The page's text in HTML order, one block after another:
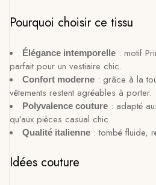
Pourquoi choisir ce tissu
Élégance intemporelle : motif
parfait pour un vestiaire chic.
Confort moderne : grâce à la
vêtements restent agréables à porter.
Polyvalence couture : adapté
qu’aux pièces casual chic.
Qualité italienne : tombé fluide,
Idées couture